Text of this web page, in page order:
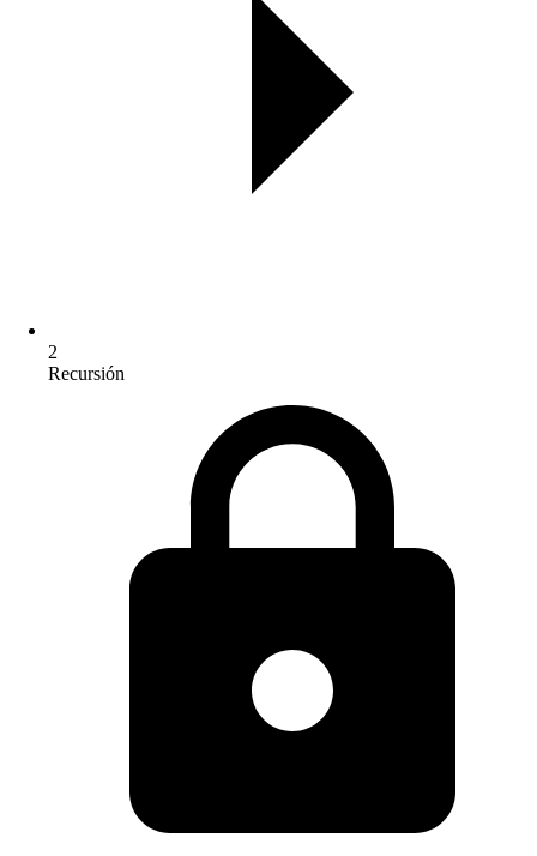
2
Recursión